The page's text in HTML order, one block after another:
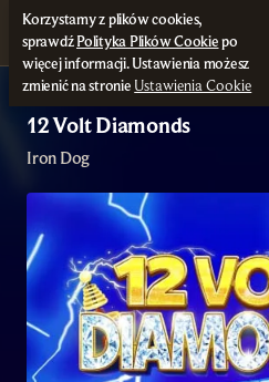
12 Volt Diamonds
Iron Dog
Korzystamy z plików cookies,
sprawdźPolityka Plików Cookiepo
więcej informacji. Ustawienia możesz
zmienić na stronie Ustawienia Cookie